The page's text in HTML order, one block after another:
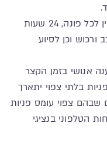
בנוסף, מרכז קשרי הלקוחות זמין לכל פונה, 24 שעות
ורכוש וכן לסיוע
אנושי בזמן הקצר
בלתי צפוי יתארך
צפוי עומס פניות
הטלפוני בנציגי